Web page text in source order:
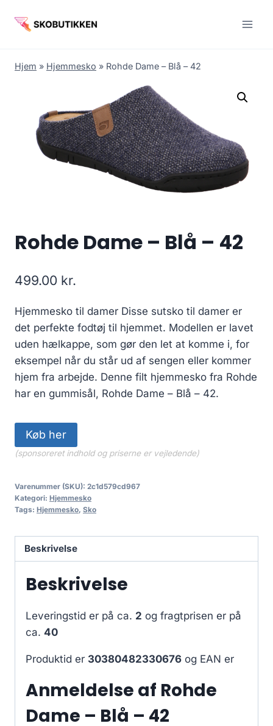
Hjem » Hjemmesko » Rohde Dame – Blå – 42
Rohde Dame – Blå – 42
499.00 kr.
Hjemmesko til damer Disse sutsko til damer er
det perfekte fodtøj til hjemmet. Modellen er lavet
uden hælkappe, som gør den let at komme i, for
eksempel når du står ud af sengen eller kommer
hjem fra arbejde. Denne filt hjemmesko fra Rohde
har en gummisål, Rohde Dame – Blå – 42.
Køb her
(sponsoreret indhold og priserne er vejledende)
Varenummer (SKU): 2c1d579cd967
Kategori: Hjemmesko
Tags: Hjemmesko, Sko
Beskrivelse
Beskrivelse
Leveringstid er på ca. 2 og fragtprisen er på
ca. 40
Produktid er 30380482330676 og EAN er
Anmeldelse af Rohde
Dame – Blå – 42